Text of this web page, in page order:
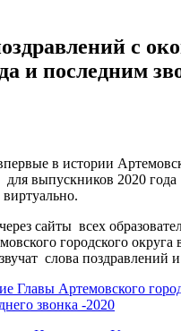
с
и последним
в истории
для выпускников 2020
сайты всех
городского округа
слова поздравлений
Главы Артемовского
звонка -2020